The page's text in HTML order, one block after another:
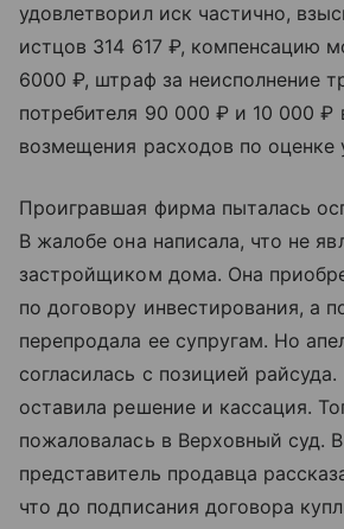
удовлетворил иск частично,
истцов 314 617 ₽, компенсацию
6000 ₽, штраф за неисполнение
потребителя 90 000 ₽ и 10 000 ₽
возмещения расходов по оценке
Проигравшая фирма пыталась
В жалобе она написала, что не
застройщиком дома. Она
по договору инвестирования, а
перепродала ее супругам. Но
согласилась с позицией
оставила решение и кассация.
пожаловалась в Верховный суд.
представитель продавца
что до подписания договора